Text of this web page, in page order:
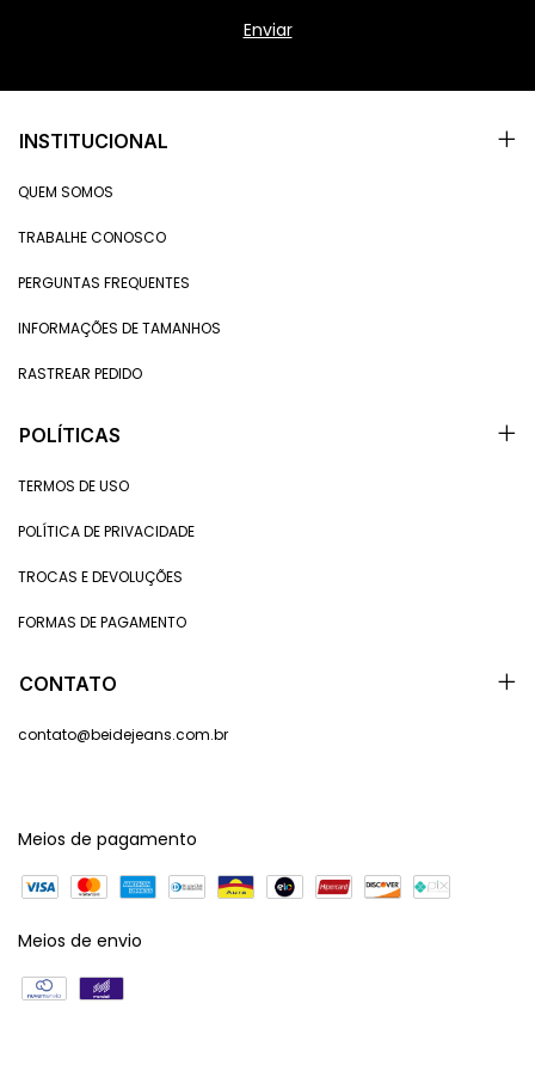
INSTITUCIONAL
QUEM SOMOS
TRABALHE CONOSCO
PERGUNTAS FREQUENTES
INFORMAÇÕES DE TAMANHOS
RASTREAR PEDIDO
POLÍTICAS
TERMOS DE USO
POLÍTICA DE PRIVACIDADE
TROCAS E DEVOLUÇÕES
FORMAS DE PAGAMENTO
CONTATO
contato@beidejeans.com.br
Meios de pagamento
Meios de envio